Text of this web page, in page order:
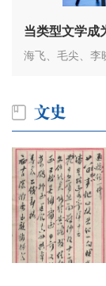
当类型文学成
海飞、毛尖、李